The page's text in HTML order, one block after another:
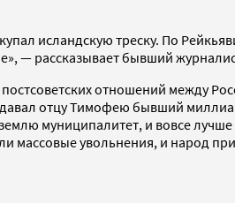
исландскую треску. По
— рассказывает бывший
отношений между
отцу Тимофею бывший
муниципалитет, и вовсе
массовые увольнения, и народ